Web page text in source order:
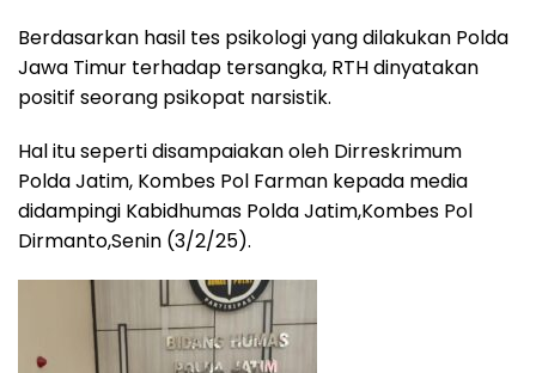
Berdasarkan hasil tes psikologi yang dilakukan Polda
Jawa Timur terhadap tersangka, RTH dinyatakan
positif seorang psikopat narsistik.
Hal itu seperti disampaiakan oleh Dirreskrimum
Polda Jatim, Kombes Pol Farman kepada media
didampingi Kabidhumas Polda Jatim,Kombes Pol
Dirmanto,Senin (3/2/25).